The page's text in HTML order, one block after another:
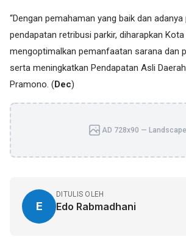
“Dengan pemahaman yang baik dan
pendapatan retribusi parkir, diharapkan
mengoptimalkan pemanfaatan sarana dan
serta meningkatkan Pendapatan Asli
Pramono. (Dec)
AD 728x90 — Landscape
E
DITULIS OLEH
Edo Rabmadhani